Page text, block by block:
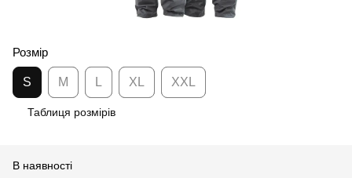
Розмір
S M L XL XXL
Таблиця розмірів
В наявності